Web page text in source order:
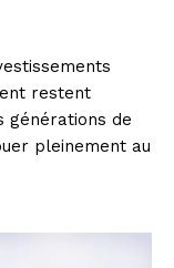
restent
générations de
pleinement au